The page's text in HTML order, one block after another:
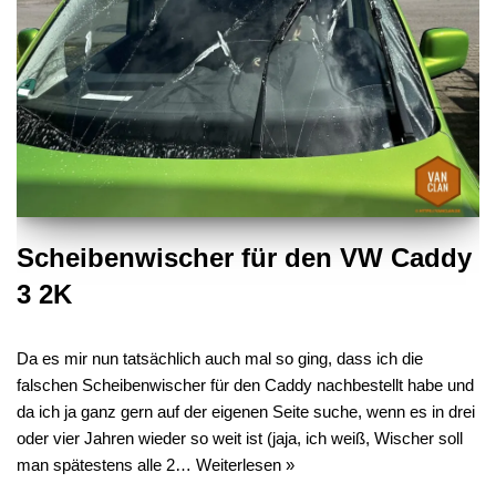
Scheibenwischer für den VW Caddy
3 2K
Da es mir nun tatsächlich auch mal so ging, dass ich die
falschen Scheibenwischer für den Caddy nachbestellt habe und
da ich ja ganz gern auf der eigenen Seite suche, wenn es in drei
oder vier Jahren wieder so weit ist (jaja, ich weiß, Wischer soll
man spätestens alle 2… Weiterlesen »